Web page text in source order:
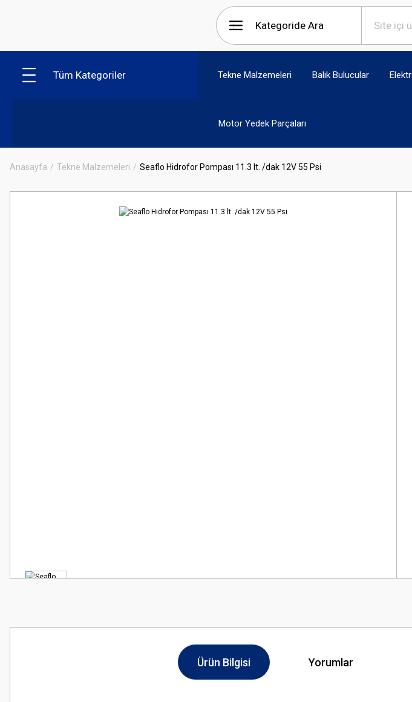
Tüm Kategoriler Tekne Malzemeleri Balık Bulucular
Motor Yedek Parçaları
Anasayfa Tekne Malzemeleri Seaflo Hidrofor Pompası 11.3 lt. /dak 12V 55 Psi
Ürün Bilgisi Yorumlar